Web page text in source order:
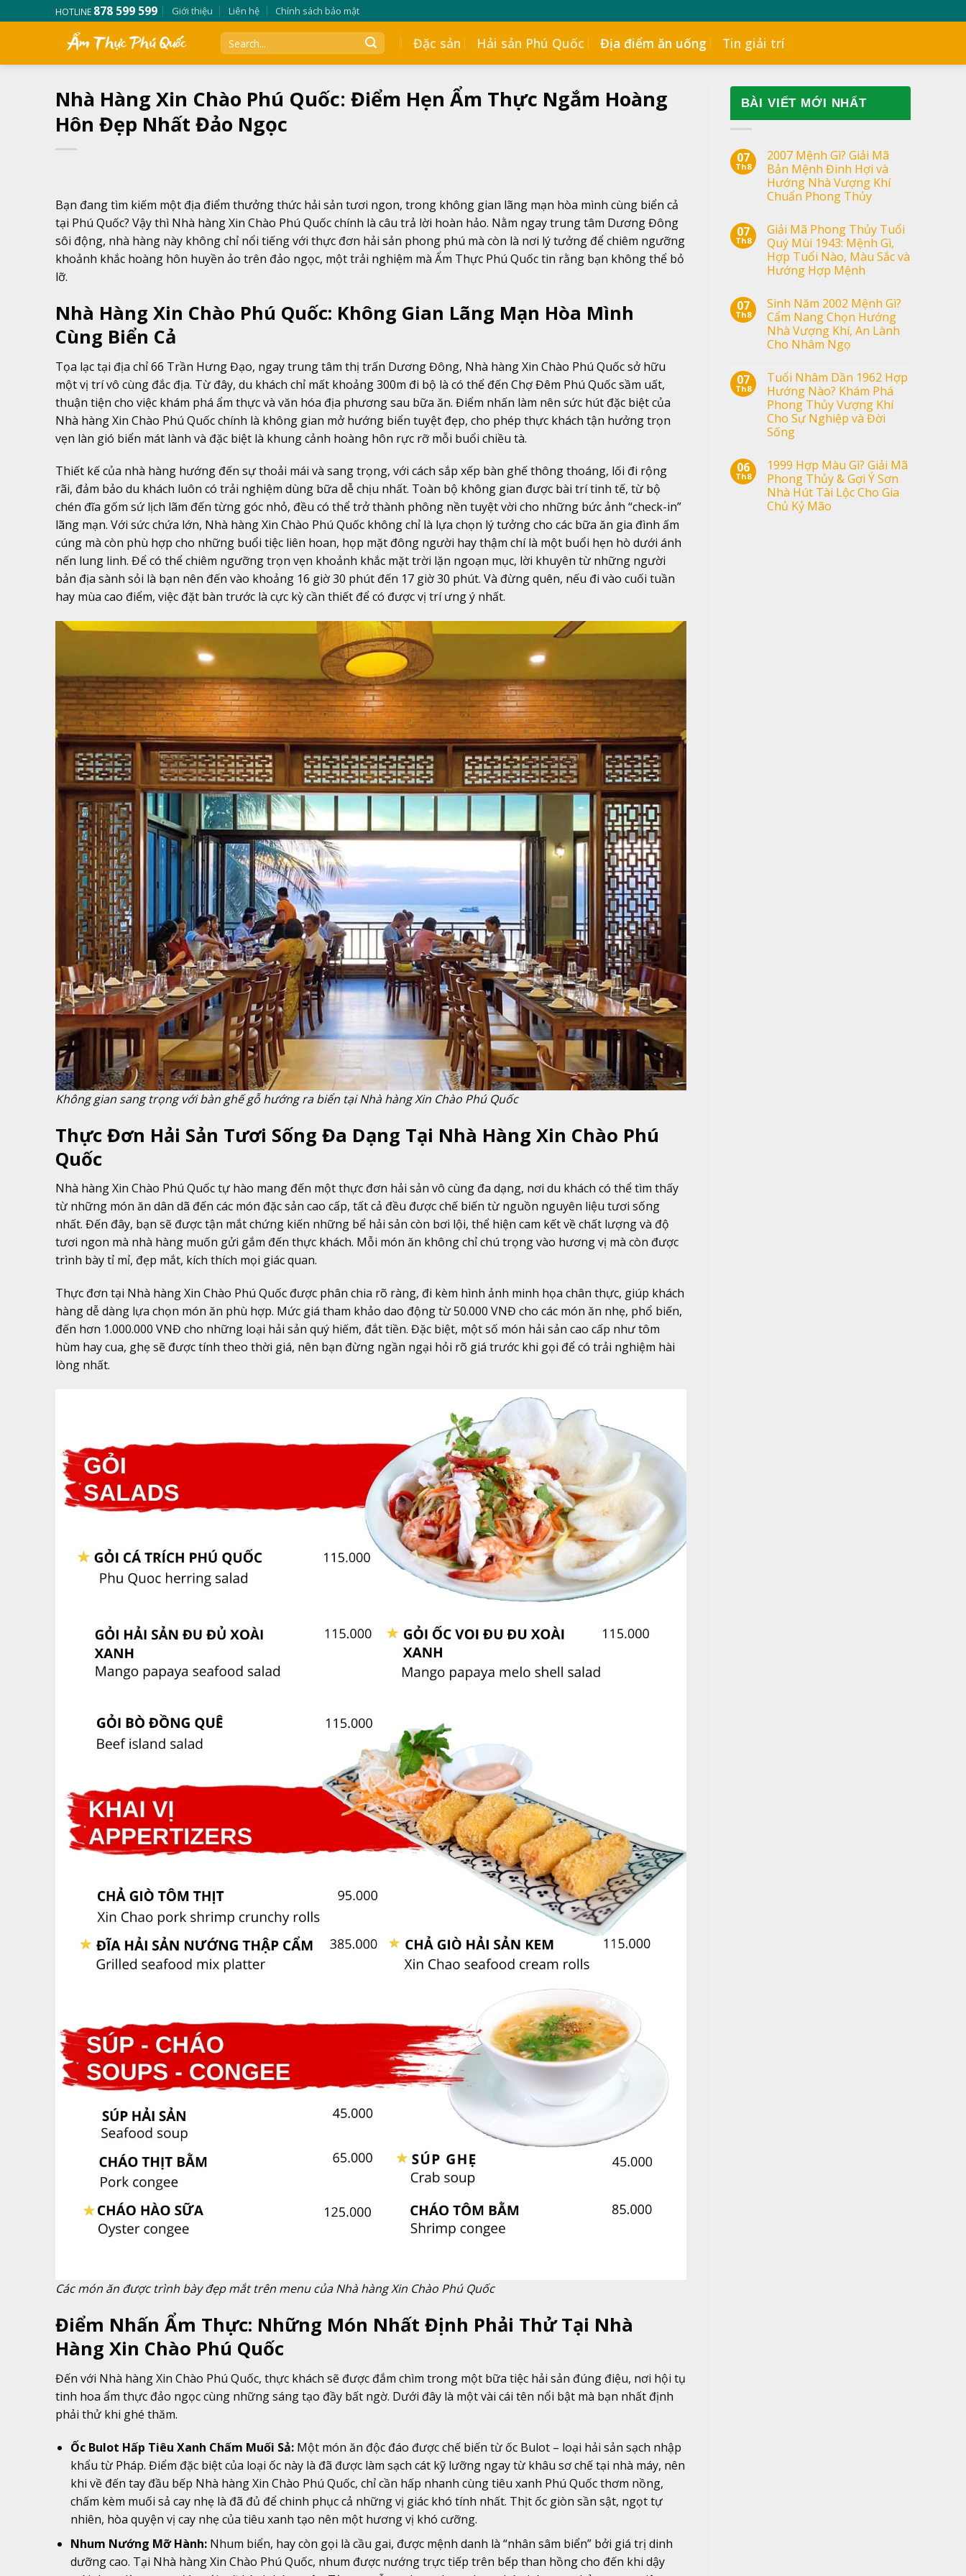
to
HOTLINE 878 599 599 Giới thiệu Liên hệ Chính sách bảo mật
Đặc sản Hải sản Phú Quốc Địa điểm ăn uống Tin giải trí
Nhà Hàng Xin Chào Phú Quốc: Điểm Hẹn Ẩm Thực Ngắm Hoàng
Hôn Đẹp Nhất Đảo Ngọc
Bạn đang tìm kiếm một địa điểm thưởng thức hải sản tươi ngon, trong không gian lãng mạn hòa mình cùng biển cả
tại Phú Quốc? Vậy thì Nhà hàng Xin Chào Phú Quốc chính là câu trả lời hoàn hảo. Nằm ngay trung tâm Dương Đông
sôi động, nhà hàng này không chỉ nổi tiếng với thực đơn hải sản phong phú mà còn là nơi lý tưởng để chiêm ngưỡng
khoảnh khắc hoàng hôn huyền ảo trên đảo ngọc, một trải nghiệm mà Ẩm Thực Phú Quốc tin rằng bạn không thể bỏ
lỡ.
Nhà Hàng Xin Chào Phú Quốc: Không Gian Lãng Mạn Hòa Mình
Cùng Biển Cả
Tọa lạc tại địa chỉ 66 Trần Hưng Đạo, ngay trung tâm thị trấn Dương Đông, Nhà hàng Xin Chào Phú Quốc sở hữu
một vị trí vô cùng đắc địa. Từ đây, du khách chỉ mất khoảng 300m đi bộ là có thể đến Chợ Đêm Phú Quốc sầm uất,
thuận tiện cho việc khám phá ẩm thực và văn hóa địa phương sau bữa ăn. Điểm nhấn làm nên sức hút đặc biệt của
Nhà hàng Xin Chào Phú Quốc chính là không gian mở hướng biển tuyệt đẹp, cho phép thực khách tận hưởng trọn
vẹn làn gió biển mát lành và đặc biệt là khung cảnh hoàng hôn rực rỡ mỗi buổi chiều tà.
Thiết kế của nhà hàng hướng đến sự thoải mái và sang trọng, với cách sắp xếp bàn ghế thông thoáng, lối đi rộng
rãi, đảm bảo du khách luôn có trải nghiệm dùng bữa dễ chịu nhất. Toàn bộ không gian được bài trí tinh tế, từ bộ
chén đĩa gốm sứ lịch lãm đến từng góc nhỏ, đều có thể trở thành phông nền tuyệt vời cho những bức ảnh “check-in”
lãng mạn. Với sức chứa lớn, Nhà hàng Xin Chào Phú Quốc không chỉ là lựa chọn lý tưởng cho các bữa ăn gia đình ấm
cúng mà còn phù hợp cho những buổi tiệc liên hoan, họp mặt đông người hay thậm chí là một buổi hẹn hò dưới ánh
nến lung linh. Để có thể chiêm ngưỡng trọn vẹn khoảnh khắc mặt trời lặn ngoạn mục, lời khuyên từ những người
bản địa sành sỏi là bạn nên đến vào khoảng 16 giờ 30 phút đến 17 giờ 30 phút. Và đừng quên, nếu đi vào cuối tuần
hay mùa cao điểm, việc đặt bàn trước là cực kỳ cần thiết để có được vị trí ưng ý nhất.
Không gian sang trọng với bàn ghế gỗ hướng ra biển tại Nhà hàng Xin Chào Phú Quốc
Thực Đơn Hải Sản Tươi Sống Đa Dạng Tại Nhà Hàng Xin Chào Phú
Quốc
Nhà hàng Xin Chào Phú Quốc tự hào mang đến một thực đơn hải sản vô cùng đa dạng, nơi du khách có thể tìm thấy
từ những món ăn dân dã đến các món đặc sản cao cấp, tất cả đều được chế biến từ nguồn nguyên liệu tươi sống
nhất. Đến đây, bạn sẽ được tận mắt chứng kiến những bể hải sản còn bơi lội, thể hiện cam kết về chất lượng và độ
tươi ngon mà nhà hàng muốn gửi gắm đến thực khách. Mỗi món ăn không chỉ chú trọng vào hương vị mà còn được
trình bày tỉ mỉ, đẹp mắt, kích thích mọi giác quan.
Thực đơn tại Nhà hàng Xin Chào Phú Quốc được phân chia rõ ràng, đi kèm hình ảnh minh họa chân thực, giúp khách
hàng dễ dàng lựa chọn món ăn phù hợp. Mức giá tham khảo dao động từ 50.000 VNĐ cho các món ăn nhẹ, phổ biến,
đến hơn 1.000.000 VNĐ cho những loại hải sản quý hiếm, đắt tiền. Đặc biệt, một số món hải sản cao cấp như tôm
hùm hay cua, ghẹ sẽ được tính theo thời giá, nên bạn đừng ngần ngại hỏi rõ giá trước khi gọi để có trải nghiệm hài
lòng nhất.
Các món ăn được trình bày đẹp mắt trên menu của Nhà hàng Xin Chào Phú Quốc
Điểm Nhấn Ẩm Thực: Những Món Nhất Định Phải Thử Tại Nhà
Hàng Xin Chào Phú Quốc
Đến với Nhà hàng Xin Chào Phú Quốc, thực khách sẽ được đắm chìm trong một bữa tiệc hải sản đúng điệu, nơi hội tụ
tinh hoa ẩm thực đảo ngọc cùng những sáng tạo đầy bất ngờ. Dưới đây là một vài cái tên nổi bật mà bạn nhất định
phải thử khi ghé thăm.
Ốc Bulot Hấp Tiêu Xanh Chấm Muối Sả:Một món ăn độc đáo được chế biến từ ốc Bulot – loại hải sản sạch nhập
khẩu từ Pháp. Điểm đặc biệt của loại ốc này là đã được làm sạch cát kỹ lưỡng ngay từ khâu sơ chế tại nhà máy, nên
khi về đến tay đầu bếp Nhà hàng Xin Chào Phú Quốc, chỉ cần hấp nhanh cùng tiêu xanh Phú Quốc thơm nồng,
chấm kèm muối sả cay nhẹ là đã đủ để chinh phục cả những vị giác khó tính nhất. Thịt ốc giòn sần sật, ngọt tự
nhiên, hòa quyện vị cay nhẹ của tiêu xanh tạo nên một hương vị khó cưỡng.
Nhum Nướng Mỡ Hành:Nhum biển, hay còn gọi là cầu gai, được mệnh danh là “nhân sâm biển” bởi giá trị dinh
dưỡng cao. Tại Nhà hàng Xin Chào Phú Quốc, nhum được nướng trực tiếp trên bếp than hồng cho đến khi dậy
BÀI VIẾT MỚI NHẤT
07
Th8
2007 Mệnh Gì? Giải Mã
Bản Mệnh Đinh Hợi và
Hướng Nhà Vượng Khí
Chuẩn Phong Thủy
07
Th8
Giải Mã Phong Thủy Tuổi
Quý Mùi 1943: Mệnh Gì,
Hợp Tuổi Nào, Màu Sắc và
Hướng Hợp Mệnh
07
Th8
Sinh Năm 2002 Mệnh Gì?
Cẩm Nang Chọn Hướng
Nhà Vượng Khí, An Lành
Cho Nhâm Ngọ
07
Th8
Tuổi Nhâm Dần 1962 Hợp
Hướng Nào? Khám Phá
Phong Thủy Vượng Khí
Cho Sự Nghiệp và Đời
Sống
06
Th8
1999 Hợp Màu Gì? Giải Mã
Phong Thủy & Gợi Ý Sơn
Nhà Hút Tài Lộc Cho Gia
Chủ Kỷ Mão